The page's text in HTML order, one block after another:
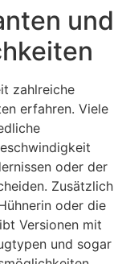
und
zahlreiche
erfahren. Viele
oder der
Zusätzlich
oder die
Versionen mit
und sogar